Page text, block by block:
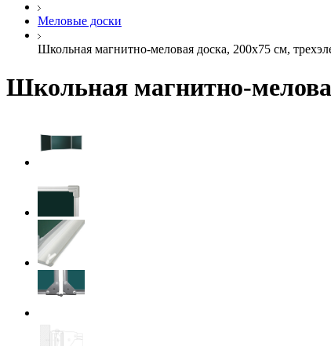
Меловые доски
Школьная магнитно-меловая доска, 200х75 см,
Школьная магнитно-